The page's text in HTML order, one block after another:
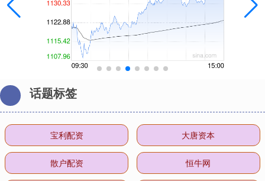
话题标签
宝利配资 大唐资本
散户配资 恒牛网